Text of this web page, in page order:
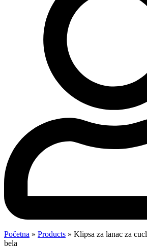
Početna » Products » Klipsa za lanac za
bela